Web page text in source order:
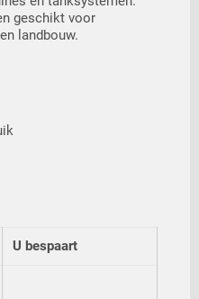
geschikt voor
landbouw.
U bespaart